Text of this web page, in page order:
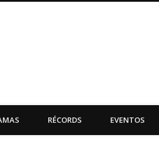
de Actividades
de Venezuela
RÉCORDS EVENTOS